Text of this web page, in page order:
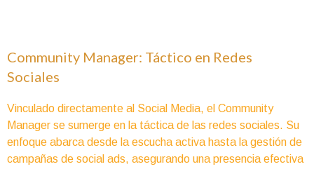
Community Manager: Táctico en Redes
Sociales
Vinculado directamente al Social Media, el Community
Manager se sumerge en la táctica de las redes sociales. Su
enfoque abarca desde la escucha activa hasta la gestión de
campañas de social ads, asegurando una presencia efectiva